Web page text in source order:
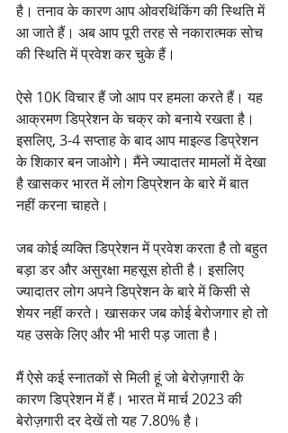
है। तनाव के कारण आप ओवरथिंकिंग की स्थिति में
आ जाते हैं। अब आप पूरी तरह से नकारात्मक सोच
की स्थिति में प्रवेश कर चुके हैं।
ऐसे 10K विचार हैं जो आप पर हमला करते हैं। यह
आक्रमण डिप्रेशन के चक्र को बनाये रखता है।
इसलिए, 3-4 सप्ताह के बाद आप माइल्ड डिप्रेशन
के शिकार बन जाओगे। मैंने ज्यादातर मामलों में देखा
है खासकर भारत में लोग डिप्रेशन के बारे में बात
नहीं करना चाहते।
जब कोई व्यक्ति डिप्रेशन में प्रवेश करता है तो बहुत
बड़ा डर और असुरक्षा महसूस होती है। इसलिए
ज्यादातर लोग अपने डिप्रेशन के बारे में किसी से
शेयर नहीं करते। खासकर जब कोई बेरोजगार हो तो
यह उसके लिए और भी भारी पड़ जाता है।
मैं ऐसे कई स्नातकों से मिली हूं जो बेरोज़गारी के
कारण डिप्रेशन में हैं। भारत में मार्च 2023 की
बेरोज़गारी दर देखें तो यह 7.80% है।